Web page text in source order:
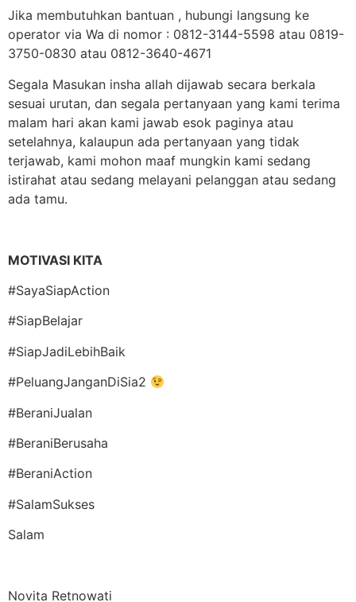
Jika membutuhkan bantuan , hubungi langsung ke
operator via Wa di nomor : 0812-3144-5598 atau 0819-
3750-0830 atau 0812-3640-4671
Segala Masukan insha allah dijawab secara berkala
sesuai urutan, dan segala pertanyaan yang kami terima
malam hari akan kami jawab esok paginya atau
setelahnya, kalaupun ada pertanyaan yang tidak
terjawab, kami mohon maaf mungkin kami sedang
istirahat atau sedang melayani pelanggan atau sedang
ada tamu.
MOTIVASI KITA
#SayaSiapAction
#SiapBelajar
#SiapJadiLebihBaik
#PeluangJanganDiSia2
#BeraniJualan
#BeraniBerusaha
#BeraniAction
#SalamSukses
Salam
Novita Retnowati